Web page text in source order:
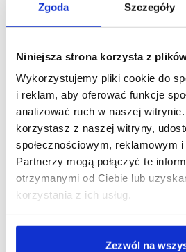
Zgoda Szczegóły
Niniejsza strona korzysta z
Wykorzystujemy pliki cookie do
i reklam, aby oferować funkcje
analizować ruch w naszej
korzystasz z naszej witryny,
społecznościowym, reklamowym
Partnerzy mogą połączyć te
otrzymanymi od Ciebie lub
korzystania z ich usług.
Zezwól na
19/01/2021
Browary Warszawskie
Investment
Etno Café
Etno Cafe ma już otwarty lokal w
Warszawskich
realizowanych przez spółkę Echo
zajął powierzchnię 113 mkw. –